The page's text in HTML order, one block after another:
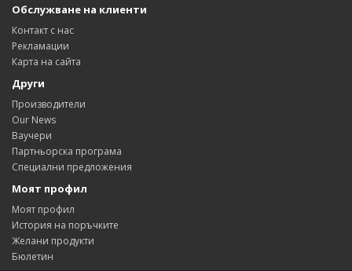
Обслужване на клиенти
Контакт с нас
Рекламации
Карта на сайта
Други
Производители
Our News
Ваучери
Партньорска програма
Специални предложения
Моят профил
Моят профил
История на поръчките
Желани продукти
Бюлетин